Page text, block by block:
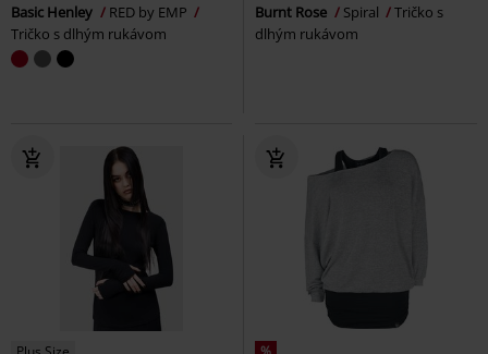
Basic Henley
RED by EMP
Tričko s dlhým rukávom
Burnt Rose Spiral
Tričko s
dlhým rukávom